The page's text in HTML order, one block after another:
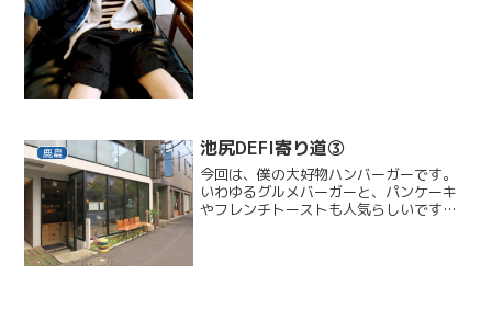
鹿島 池尻DEFI寄り道③
今回は、僕の大好物ハンバーガーです。
いわゆるグルメバーガーと、パンケーキ
やフレンチトーストも人気らしいです。